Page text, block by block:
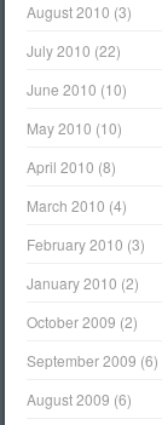
August 2010 (3)
July 2010 (22)
June 2010 (10)
May 2010 (10)
April 2010 (8)
March 2010 (4)
February 2010 (3)
January 2010 (2)
October 2009 (2)
September 2009 (6)
August 2009 (6)